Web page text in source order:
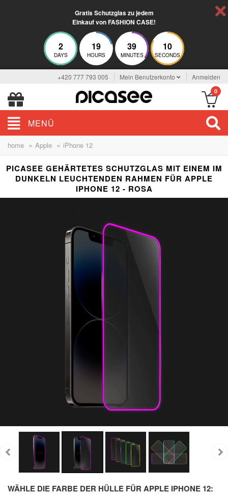
Gratis Schutzglas zu jedem
Einkauf von FASHION CASE!
2
DAYS
19
HOURS
39
MINUTES
9
SECONDS
+420 777 793 005 Mein Benutzerkonto Anmelden
0
MENÜ
home » Apple » iPhone 12
PICASEE GEHÄRTETES SCHUTZGLAS MIT EINEM IM
DUNKELN LEUCHTENDEN RAHMEN FÜR APPLE
IPHONE 12 - ROSA
WÄHLE DIE FARBE DER HÜLLE FÜR APPLE IPHONE 12: